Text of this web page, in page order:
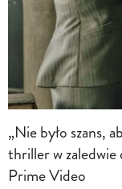
„Nie było szans,
thriller w zaledwie
Prime Video